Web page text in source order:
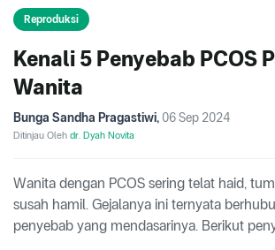
Reproduksi
Kenali 5 Penyebab PCOS
Wanita
Bunga Sandha Pragastiwi, 06 Sep 2024
Ditinjau Oleh dr. Dyah Novita
Wanita dengan PCOS sering telat haid,
susah hamil. Gejalanya ini ternyata
penyebab yang mendasarinya. Berikut